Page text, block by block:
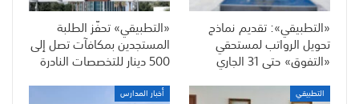
«التطبيقي»: تقديم نماذج
تحويل الرواتب لمستحقي
«التفوق» حتى 31 الجاري
«التطبيقي» تحفّز الطلبة
المستجدين بمكافآت تصل إلى
500 دينار للتخصصات النادرة
التطبيقي أخبار المدارس